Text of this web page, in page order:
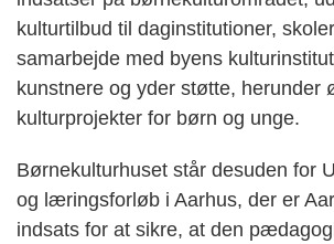
kulturtilbud til daginstitutioner,
samarbejde med byens
kunstnere og yder støtte, herunder
kulturprojekter for børn og unge.
Børnekulturhuset står desuden for
og læringsforløb i Aarhus, der er
indsats for at sikre, at den